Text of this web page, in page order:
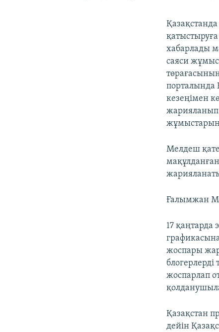
хабарлады
саяси
порталында
кезеңімен
жарияланып
жұмыстарын
Мелдеш
Ғалымжан
17 қаңтарда
жоспары
жоспарлап
Қазақстан
дейін